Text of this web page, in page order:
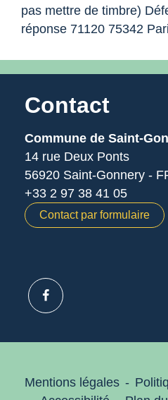
pas mettre de timbre)
réponse 71120 75342
Contact
Commune de Saint-
14 rue Deux Ponts
56920 Saint-Gonnery -
+33 2 97 38 41 05
Contact par formulaire
Mentions légales -